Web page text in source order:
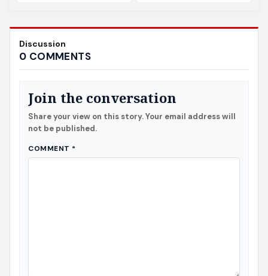
Discussion
0 COMMENTS
Join the conversation
Share your view on this story. Your email address will
not be published.
COMMENT *